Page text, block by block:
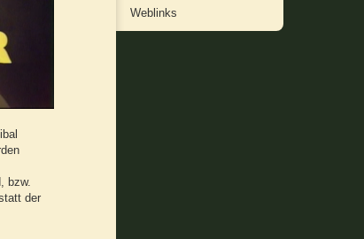
bzw.
der
Weblinks